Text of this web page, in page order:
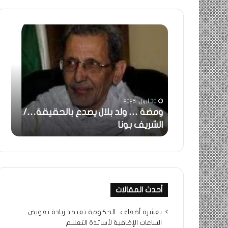
بونا
ومضة
يصدع
بونا 30 أبريل، 2026
ومضة … ولد بلال يصدع بالحقيقة…/
الشريف بونا
أحدث المقالات
بعشرة أضعاف.. الحكومة تعتمد زيادة تعويض
الساعات الإضافية لأساتذة التعليم